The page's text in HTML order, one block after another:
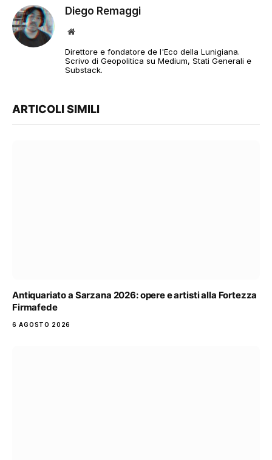
Diego Remaggi
Sito
Direttore e fondatore de l'Eco della Lunigiana.
Scrivo di Geopolitica su Medium, Stati Generali e
Substack.
ARTICOLI SIMILI
Antiquariato a Sarzana 2026: opere e artisti alla Fortezza
Firmafede
6 AGOSTO 2026